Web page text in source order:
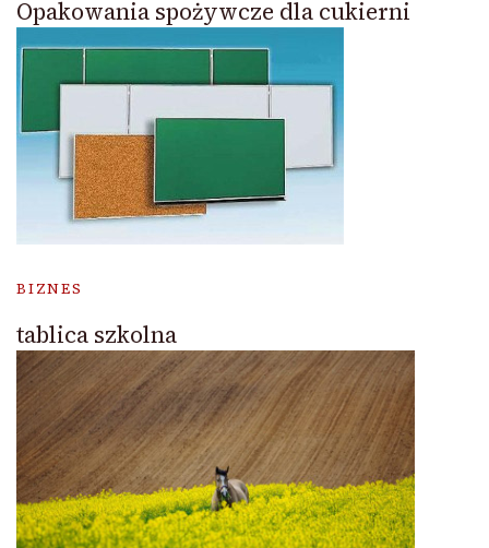
Opakowania spożywcze dla cukierni
BIZNES
tablica szkolna